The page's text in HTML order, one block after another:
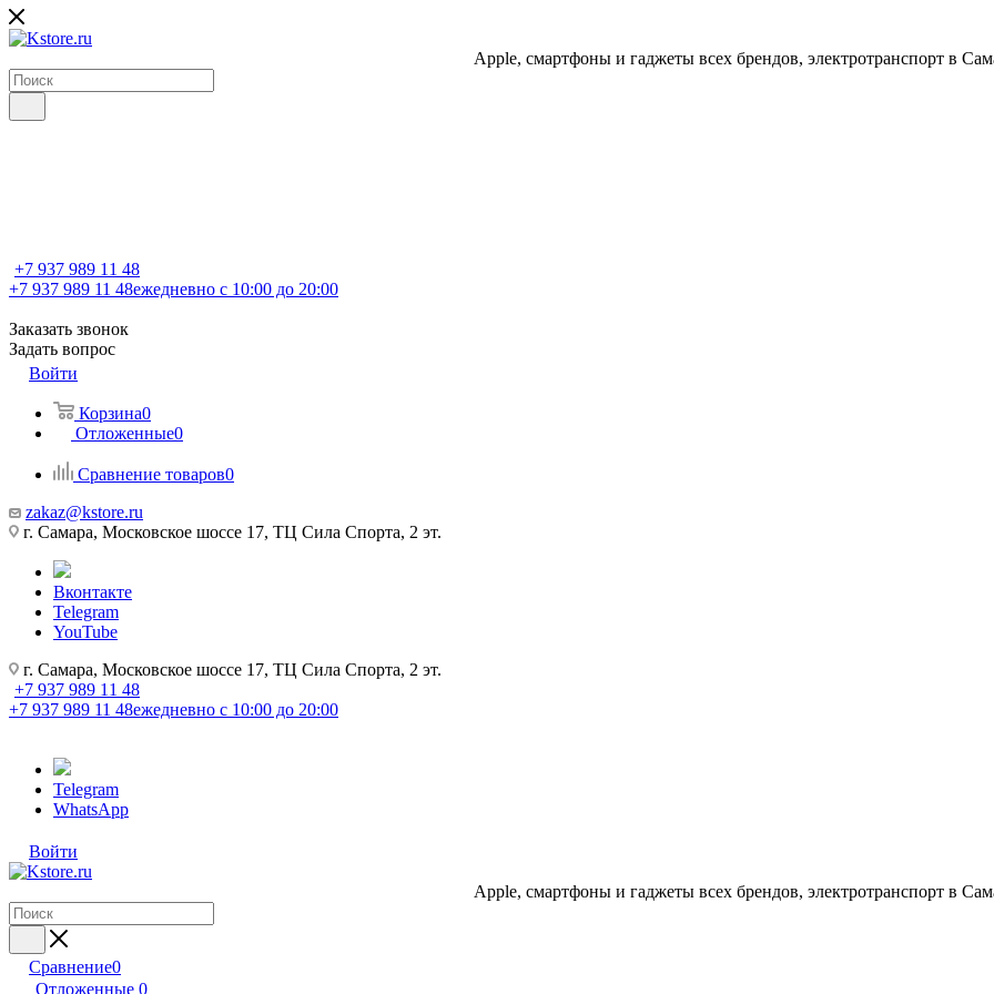
Apple, cмартфоны и гаджеты всех брендов, электротранспорт в
+7 937 989 11 48
+7 937 989 11 48ежедневно с 10:00 до 20:00
Заказать звонок
Задать вопрос
Войти
Корзина0
Отложенные0
Сравнение товаров0
zakaz@kstore.ru
г. Самара, Московское шоссе 17, ТЦ Сила Спорта, 2 эт.
Вконтакте
Telegram
YouTube
г. Самара, Московское шоссе 17, ТЦ Сила Спорта, 2 эт.
+7 937 989 11 48
+7 937 989 11 48ежедневно с 10:00 до 20:00
Telegram
WhatsApp
Войти
Apple, cмартфоны и гаджеты всех брендов, электротранспорт в
Сравнение0
Отложенные 0